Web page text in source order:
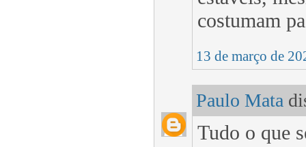
costumam
13 de março de
Paulo Mata
Tudo o que